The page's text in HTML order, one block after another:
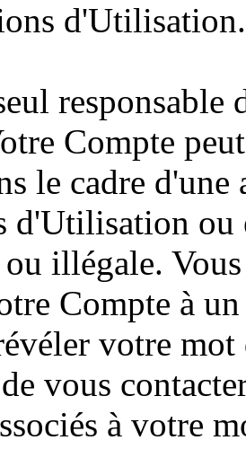
d'Utilisation.
Compte
le cadre
d'Utilisation ou
illégale.
Compte à
votre mot
vous
à votre